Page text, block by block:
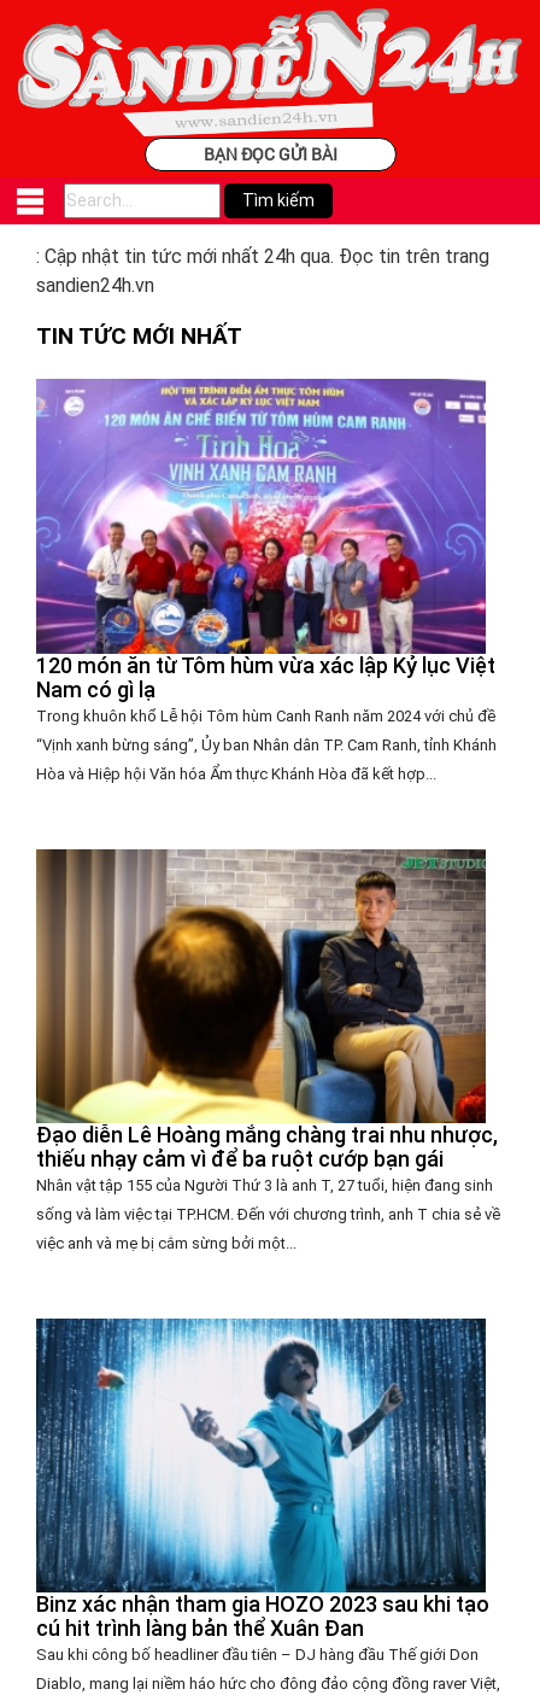
BẠN ĐỌC GỬI BÀI
: Cập nhật tin tức mới nhất 24h qua. Đọc tin trên trang
sandien24h.vn
TIN TỨC MỚI NHẤT
120 món ăn từ Tôm hùm vừa xác lập Kỷ lục Việt
Nam có gì lạ
Trong khuôn khổ Lễ hội Tôm hùm Canh Ranh năm 2024 với chủ đề
“Vịnh xanh bừng sáng”, Ủy ban Nhân dân TP. Cam Ranh, tỉnh Khánh
Hòa và Hiệp hội Văn hóa Ẩm thực Khánh Hòa đã kết hợp...
Đạo diễn Lê Hoàng mắng chàng trai nhu nhược,
thiếu nhạy cảm vì để ba ruột cướp bạn gái
Nhân vật tập 155 của Người Thứ 3 là anh T, 27 tuổi, hiện đang sinh
sống và làm việc tại TP.HCM. Đến với chương trình, anh T chia sẻ về
việc anh và mẹ bị cắm sừng bởi một...
Binz xác nhận tham gia HOZO 2023 sau khi tạo
cú hit trình làng bản thể Xuân Đan
Sau khi công bố headliner đầu tiên – DJ hàng đầu Thế giới Don
Diablo, mang lại niềm háo hức cho đông đảo cộng đồng raver Việt,